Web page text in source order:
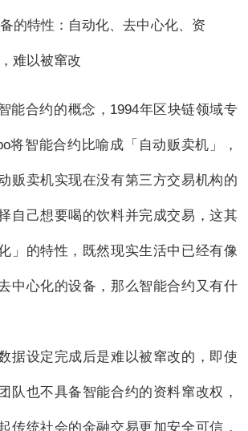
的特性：自动化、去中心化、资
难以被窜改
能合约的概念，1994年区块链领域专
智能合约比喻成「自动贩卖机」，
贩卖机实现在没有第三方交易机构的
自己想要喝的饮料并完成交易，这其
」的特性，既然现实生活中已经有像
中心化的设备，那么智能合约又有什
据设定完成后是难以被窜改的，即使
队也不具备智能合约的资料窜改权，
传统社会的金融交易更加安全可信，